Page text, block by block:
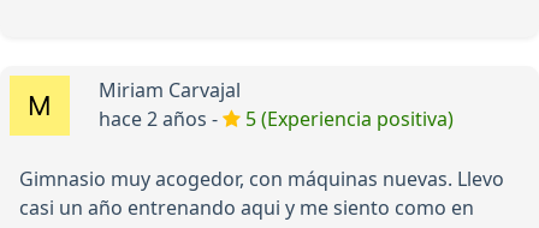
Miriam Carvajal
hace 2 años -
5 (Experiencia positiva)
Gimnasio muy acogedor, con máquinas nuevas. Llevo
casi un año entrenando aqui y me siento como en